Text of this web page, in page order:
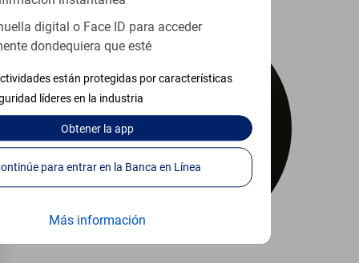
digital o Face ID para acceder
dondequiera que esté
están protegidas por características
líderes en la industria
Obtenerla app
Continúe para entrar en la Banca en Línea
Más información